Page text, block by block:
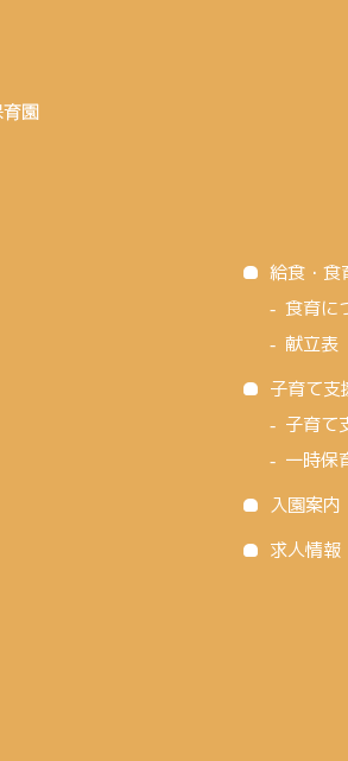
給食・食
食育に
献立表
子育て支
子育て
一時保
入園案内
求人情報